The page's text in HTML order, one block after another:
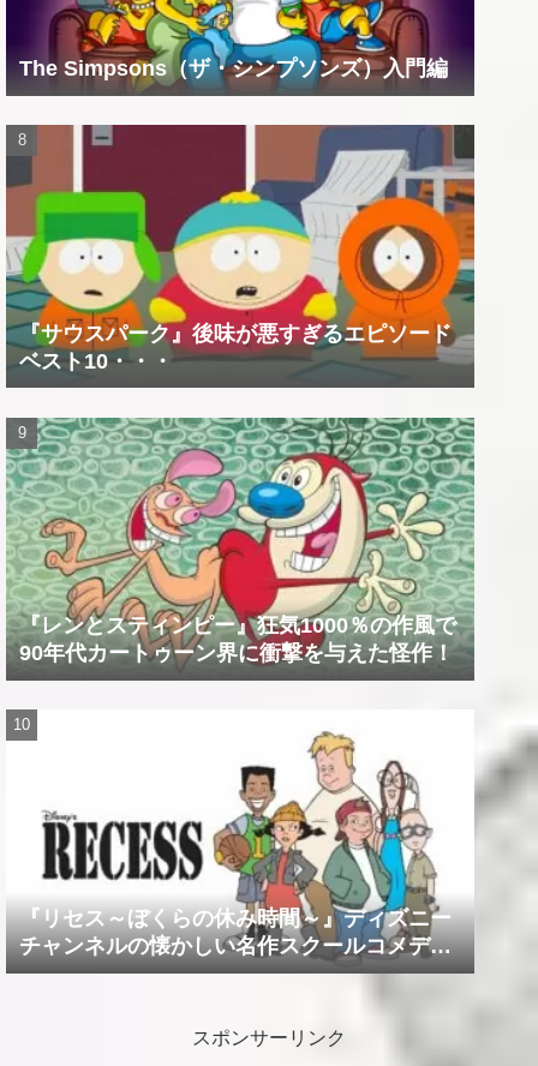
The Simpsons（ザ・シンプソンズ）入門編
『サウスパーク』後味が悪すぎるエピソード
ベスト10・・・
『レンとスティンピー』狂気1000％の作風で
90年代カートゥーン界に衝撃を与えた怪作！
『リセス～ぼくらの休み時間～』ディズニー
チャンネルの懐かしい名作スクールコメデ
ィ！！
スポンサーリンク